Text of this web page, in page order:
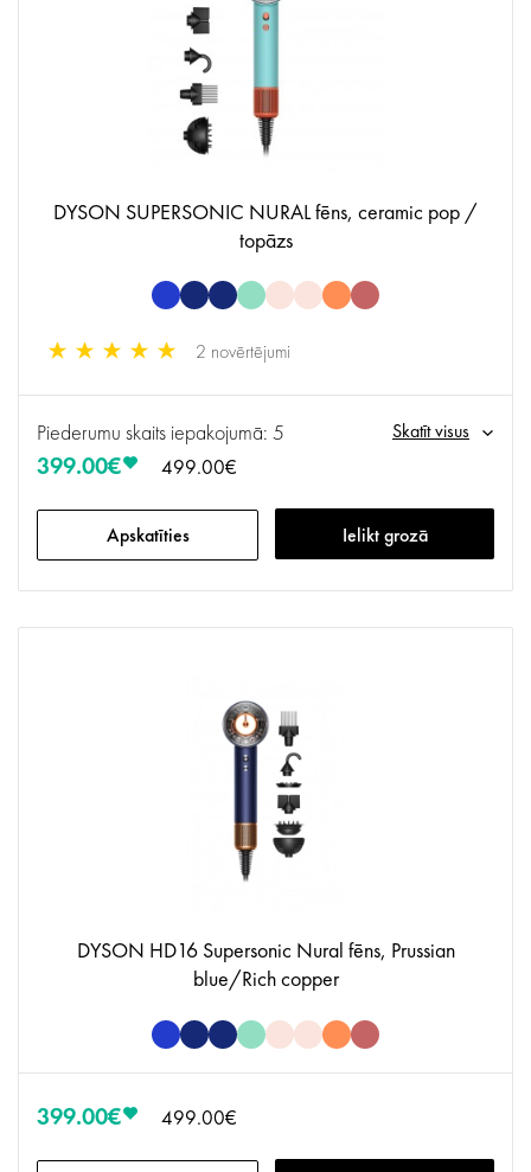
DYSON SUPERSONIC NURAL fēns, ceramic pop /
topāzs
2 novērtējumi
Piederumu skaits iepakojumā: 5 Skatīt visus
399.00€ 499.00€
Apskatīties Ielikt grozā
DYSON HD16 Supersonic Nural fēns, Prussian
blue/Rich copper
399.00€ 499.00€